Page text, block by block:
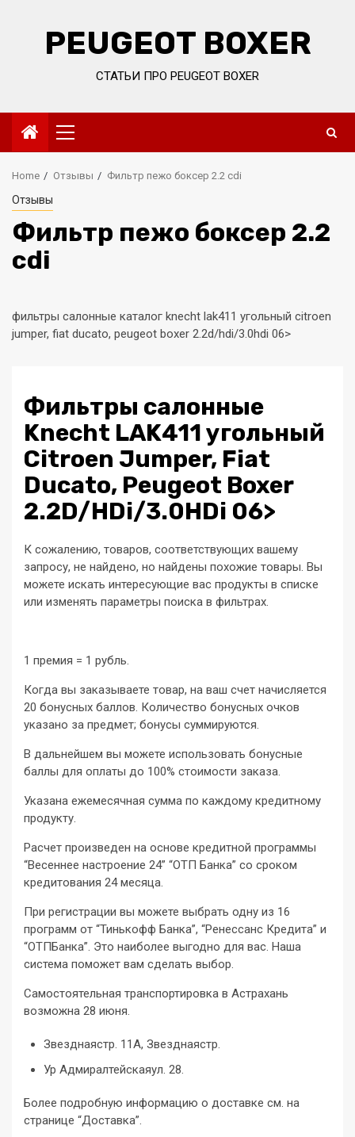
PEUGEOT BOXER
СТАТЬИ ПРО PEUGEOT BOXER
Primary
Menu
Home Отзывы Фильтр пежо боксер 2.2 cdi
Отзывы
Фильтр пежо боксер 2.2
cdi
фильтры салонные каталог knecht lak411 угольный citroen
jumper, fiat ducato, peugeot boxer 2.2d/hdi/3.0hdi 06>
Фильтры салонные
Knecht LAK411 угольный
Citroen Jumper, Fiat
Ducato, Peugeot Boxer
2.2D/HDi/3.0HDi 06>
К сожалению, товаров, соответствующих вашему
запросу, не найдено, но найдены похожие товары. Вы
можете искать интересующие вас продукты в списке
или изменять параметры поиска в фильтрах.
1 премия = 1 рубль.
Когда вы заказываете товар, на ваш счет начисляется
20 бонусных баллов. Количество бонусных очков
указано за предмет; бонусы суммируются.
В дальнейшем вы можете использовать бонусные
баллы для оплаты до 100% стоимости заказа.
Указана ежемесячная сумма по каждому кредитному
продукту.
Расчет произведен на основе кредитной программы
“Весеннее настроение 24” “ОТП Банка” со сроком
кредитования 24 месяца.
При регистрации вы можете выбрать одну из 16
программ от “Тинькофф Банка”, “Ренессанс Кредита” и
“ОТПБанка”. Это наиболее выгодно для вас. Наша
система поможет вам сделать выбор.
Самостоятельная транспортировка в Астрахань
возможна 28 июня.
Звезднаястр. 11А, Звезднаястр.
Ур Адмиралтейскаяул. 28.
Более подробную информацию о доставке см. на
странице “Доставка”.